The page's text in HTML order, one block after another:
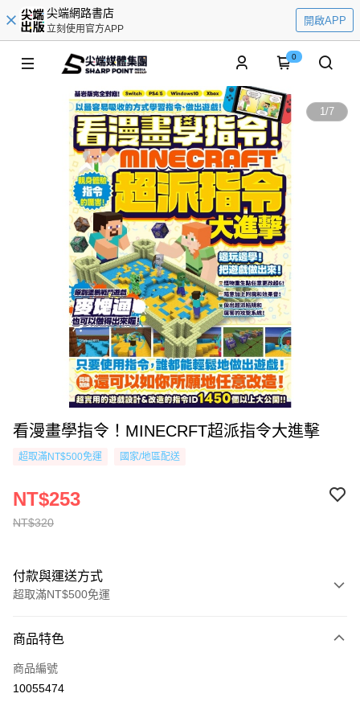
尖端網路書店
立刻使用官方APP
開啟APP
0
1/7
看漫畫學指令！MINECRFT超派指令大進擊
超取滿NT$500免運 國家/地區配送
NT$320
NT$253
付款與運送方式
超取滿NT$500免運
信用卡一次付款
超商取貨付款
商品特色
商品編號
10055474